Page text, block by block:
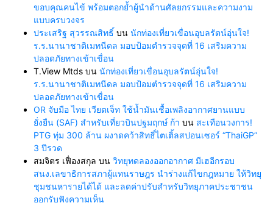
ขอบคุณคนไข้ พร้อมตอกย้ำผู้นำด้านศัลยกรรมและความงาม
แบบครบวงจร
ประเสริฐ สุวรรณสิทธิ์ บน นักท่องเที่ยวเขื่อนอุบลรัตน์อุ่นใจ!
ร.ร.นานาชาติเมทนีดล มอบป้อมตำรวจจุดที่ 16 เสริมความ
ปลอดภัยทางเข้าเขื่อน
T.View Mtds บน นักท่องเที่ยวเขื่อนอุบลรัตน์อุ่นใจ!
ร.ร.นานาชาติเมทนีดล มอบป้อมตำรวจจุดที่ 16 เสริมความ
ปลอดภัยทางเข้าเขื่อน
OR จับมือ ไทย เวียตเจ็ท ใช้น้ำมันเชื้อเพลิงอากาศยานแบบ
ยั่งยืน (SAF) สำหรับเที่ยวบินปฐมฤกษ์ ก้า บน สะเทือนวงการ!
PTG ทุ่ม 300 ล้าน ผงาดคว้าสิทธิ์ไตเติ้ลสปอนเซอร์ “ThaiGP”
3 ปีรวด
สมจิตร เฟื่องสกุล บน วิทยุทดลองออกอากาศ มีเฮอีกรอบ
สนง.เลขาธิการสภาผู้แทนราษฎร นำร่างแก้ไขกฎหมาย ให้วิทยุ
ชุมชนหารายได้ได้ และลดค่าปรับสำหรับวิทยุภาคประชาชน
ออกรับฟังความเห็น